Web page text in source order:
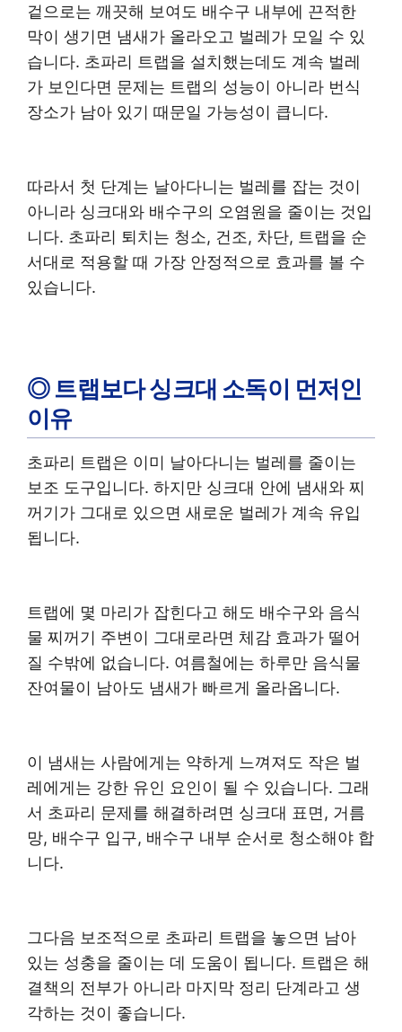
겉으로는 깨끗해 보여도 배수구 내부에 끈적한
막이 생기면 냄새가 올라오고 벌레가 모일 수 있
습니다. 초파리 트랩을 설치했는데도 계속 벌레
가 보인다면 문제는 트랩의 성능이 아니라 번식
장소가 남아 있기 때문일 가능성이 큽니다.
따라서 첫 단계는 날아다니는 벌레를 잡는 것이
아니라 싱크대와 배수구의 오염원을 줄이는 것입
니다. 초파리 퇴치는 청소, 건조, 차단, 트랩을 순
서대로 적용할 때 가장 안정적으로 효과를 볼 수
있습니다.
◎ 트랩보다 싱크대 소독이 먼저인
이유
초파리 트랩은 이미 날아다니는 벌레를 줄이는
보조 도구입니다. 하지만 싱크대 안에 냄새와 찌
꺼기가 그대로 있으면 새로운 벌레가 계속 유입
됩니다.
트랩에 몇 마리가 잡힌다고 해도 배수구와 음식
물 찌꺼기 주변이 그대로라면 체감 효과가 떨어
질 수밖에 없습니다. 여름철에는 하루만 음식물
잔여물이 남아도 냄새가 빠르게 올라옵니다.
이 냄새는 사람에게는 약하게 느껴져도 작은 벌
레에게는 강한 유인 요인이 될 수 있습니다. 그래
서 초파리 문제를 해결하려면 싱크대 표면, 거름
망, 배수구 입구, 배수구 내부 순서로 청소해야 합
니다.
그다음 보조적으로 초파리 트랩을 놓으면 남아
있는 성충을 줄이는 데 도움이 됩니다. 트랩은 해
결책의 전부가 아니라 마지막 정리 단계라고 생
각하는 것이 좋습니다.